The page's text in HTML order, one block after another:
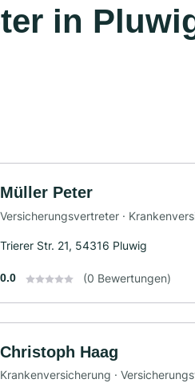
in
Müller Peter
Versicherungsvertreter ·
Trierer Str. 21, 54316 Pluwig
0.0 (0 Bewertungen)
Christoph Haag
Krankenversicherung ·